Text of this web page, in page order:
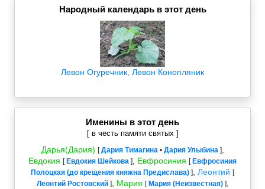
Народный календарь в этот день
Левон Огуречник, Левон Конопляник
Именины в этот день
[ в честь памяти святых ]
Дарья(Дария) [Дария Тимагина• Дария Улыбина],
Евдокия [ Евдокия Шейкова ], Евфросиния [ Евфросиния
Полоцкая (до крещения княжна Предислава) ], Леонтий [
Леонтий Ростовский], Мария [ Мария (Неизвестная)],